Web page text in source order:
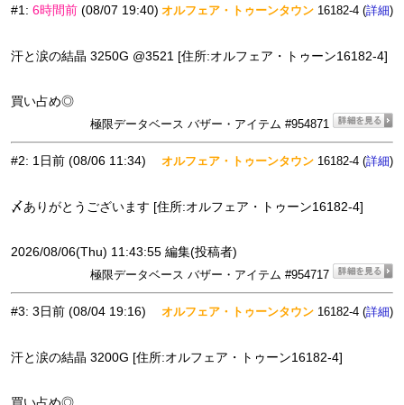
#1: 6時間前 (08/07 19:40) オルフェア・トゥーンタウン 16182-4 (詳細)
汗と涙の結晶 3250G @3521 [住所:オルフェア・トゥーン16182-4]
買い占め◎
極限データベース バザー・アイテム #954871
#2: 1日前 (08/06 11:34) オルフェア・トゥーンタウン 16182-4 (詳細)
〆ありがとうございます [住所:オルフェア・トゥーン16182-4]
2026/08/06(Thu) 11:43:55 編集(投稿者)
極限データベース バザー・アイテム #954717
#3: 3日前 (08/04 19:16) オルフェア・トゥーンタウン 16182-4 (詳細)
汗と涙の結晶 3200G [住所:オルフェア・トゥーン16182-4]